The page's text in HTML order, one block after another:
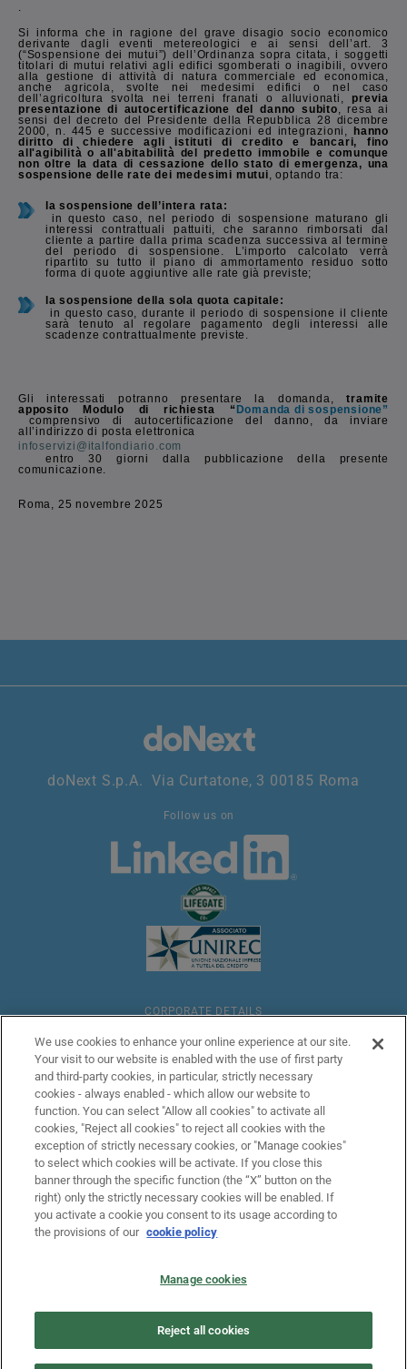
.
Si informa che in ragione del grave disagio socio economico
derivante dagli eventi metereologici e ai sensi dell’art. 3
(“Sospensione dei mutui”) dell’Ordinanza sopra citata, i soggetti
titolari di mutui relativi agli edifici sgomberati o inagibili, ovvero
alla gestione di attività di natura commerciale ed economica,
anche agricola, svolte nei medesimi edifici o nel caso
dell’agricoltura svolta nei terreni franati o alluvionati, previa
presentazione di autocertificazione del danno subito, resa ai
sensi del decreto del Presidente della Repubblica 28 dicembre
2000, n. 445 e successive modificazioni ed integrazioni,
hanno
diritto di chiedere agli istituti di credito e bancari, fino
all'agibilità o all'abitabilità del predetto immobile e comunque
non oltre la data di cessazione dello stato di emergenza, una
sospensione delle rate dei medesimi mutui, optando tra:
la sospensione dell’intera rata:
in questo caso, nel periodo di sospensione maturano gli
interessi contrattuali pattuiti, che saranno rimborsati dal
cliente a partire dalla prima scadenza successiva al termine
del periodo di sospensione. L’importo calcolato verrà
ripartito su tutto il piano di ammortamento residuo sotto
forma di quote aggiuntive alle rate già previste;
la sospensione della sola quota capitale:
in questo caso, durante il periodo di sospensione il cliente
sarà tenuto al regolare pagamento degli interessi alle
scadenze contrattualmente previste.
Gli interessati potranno presentare la domanda,tramite
apposito Modulo di richiesta “ Domanda di sospensione”
comprensivo di autocertificazione del danno, da inviare
all’indirizzo di posta elettronica
infoservizi@italfondiario.com
entro 30 giorni dalla pubblicazione della presente
comunicazione.
Roma, 25 novembre 2025
doNext S.p.A. Via Curtatone, 3 00185 Roma
Follow us on
CORPORATE DETAILS
LEGAL
ANTI-MONEY LAUNDERING
COOKIES POLICY
PILLAR III
We use cookies to enhance your online experience at our site.
Your visit to our website is enabled with the use of first party
and third-party cookies, in particular, strictly necessary
cookies - always enabled - which allow our website to
function. You can select "Allow all cookies" to activate all
cookies, "Reject all cookies" to reject all cookies with the
exception of strictly necessary cookies, or "Manage cookies"
to select which cookies will be activate. If you close this
banner through the specific function (the “X” button on the
right) only the strictly necessary cookies will be enabled. If
you activate a cookie you consent to its usage according to
the provisions of our cookie policy
Manage cookies
Reject all cookies